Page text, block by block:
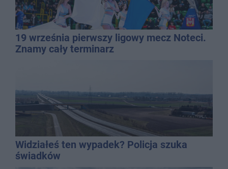
19 września pierwszy ligowy mecz Noteci.
Znamy cały terminarz
Widziałeś ten wypadek? Policja szuka
świadków